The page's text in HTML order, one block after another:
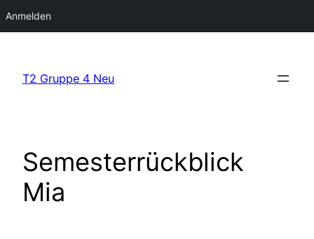
Anmelden
springen
T2 Gruppe 4 Neu
Semesterrückblick
Mia